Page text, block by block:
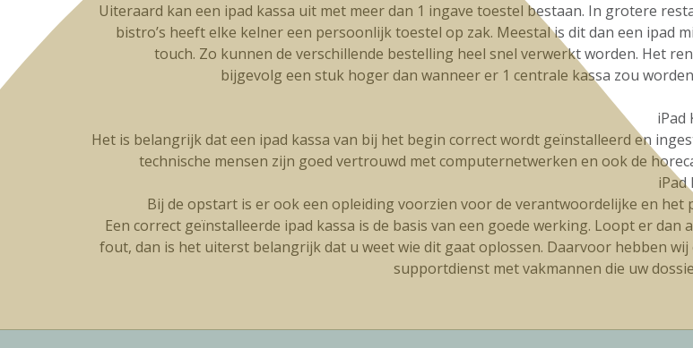
Uiteraard kan een ipad kassa uit met meer dan 1 ingave toestel bestaan. In grotere
bistro’s heeft elke kelner een persoonlijk toestel op zak. Meestal is dit dan een ipad
touch. Zo kunnen de verschillende bestelling heel snel verwerkt worden. Het
bijgevolg een stuk hoger dan wanneer er 1 centrale kassa zou
iPad
Het is belangrijk dat een ipad kassa van bij het begin correct wordt geïnstalleerd en
technische mensen zijn goed vertrouwd met computernetwerken en ook de
iPad
Bij de opstart is er ook een opleiding voorzien voor de verantwoordelijke en het
Een correct geïnstalleerde ipad kassa is de basis van een goede werking. Loopt er dan
fout, dan is het uiterst belangrijk dat u weet wie dit gaat oplossen. Daarvoor hebben wij
supportdienst met vakmannen die uw